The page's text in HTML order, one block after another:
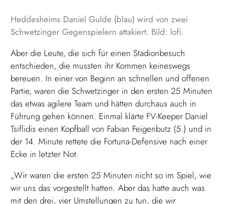
Heddesheims Daniel Gulde (blau) wird von zwei
Schwetzinger Gegenspielern attakiert. Bild: lofi.
Aber die Leute, die sich für einen Stadionbesuch
entschieden, die mussten ihr Kommen keineswegs
bereuen. In einer von Beginn an schnellen und offenen
Partie, waren die Schwetzinger in den ersten 25 Minuten
das etwas agilere Team und hätten durchaus auch in
Führung gehen können. Einmal klärte FV-Keeper Daniel
Tsiflidis einen Kopfball von Fabian Feigenbutz (5.) und in
der 14. Minute rettete die Fortuna-Defensive nach einer
Ecke in letzter Not.
„Wir waren die ersten 25 Minuten nicht so im Spiel, wie
wir uns das vorgestellt hatten. Aber das hatte auch was
mit den drei, vier Umstellungen zu tun, die wir